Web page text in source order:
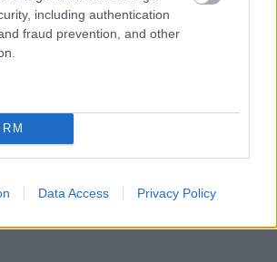
including authentication
fraud prevention, and other
Data Access Privacy Policy
solo grigie e bianche all'esterno,